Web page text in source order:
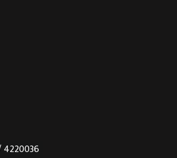
4220036